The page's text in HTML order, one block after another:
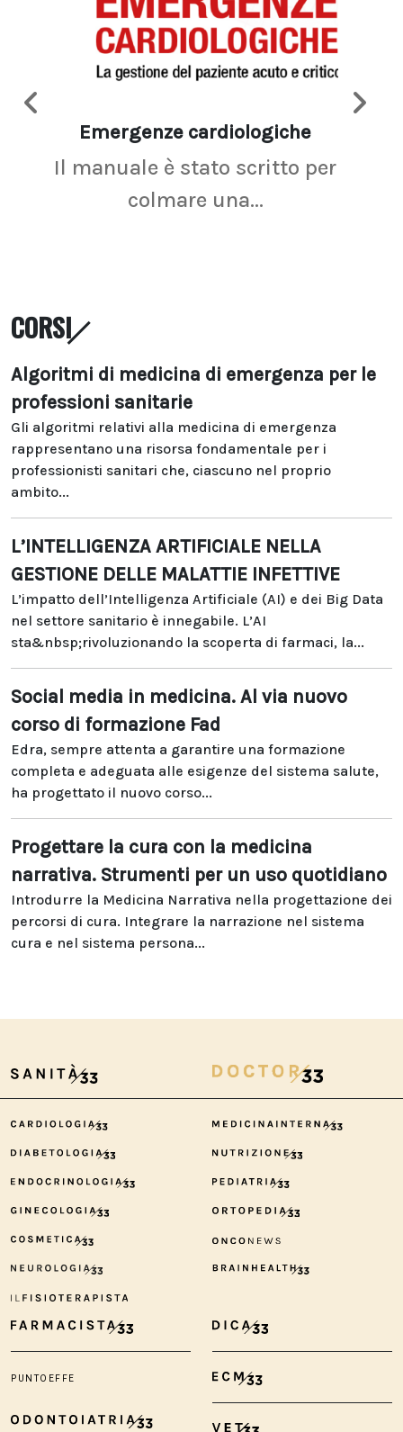
Emergenze cardiologiche
Il manuale è stato scritto per
colmare una...
CORSI
Algoritmi di medicina di emergenza per le
professioni sanitarie
Gli algoritmi relativi alla medicina di emergenza
rappresentano una risorsa fondamentale per i
professionisti sanitari che, ciascuno nel proprio
ambito...
L’INTELLIGENZA ARTIFICIALE NELLA
GESTIONE DELLE MALATTIE INFETTIVE
L’impatto dell’Intelligenza Artificiale (AI) e dei Big Data
nel settore sanitario è innegabile. L’AI
sta&nbsp;rivoluzionando la scoperta di farmaci, la...
Social media in medicina. Al via nuovo
corso di formazione Fad
Edra, sempre attenta a garantire una formazione
completa e adeguata alle esigenze del sistema salute,
ha progettato il nuovo corso...
Progettare la cura con la medicina
narrativa. Strumenti per un uso quotidiano
Introdurre la Medicina Narrativa nella progettazione dei
percorsi di cura. Integrare la narrazione nel sistema
cura e nel sistema persona...